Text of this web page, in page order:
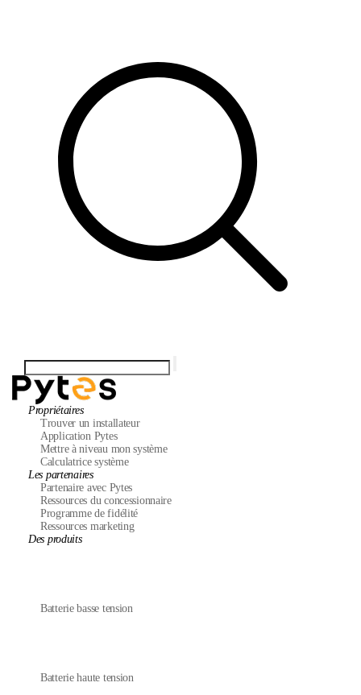
Propriétaires
Trouver un installateur
Application Pytes
Mettre à niveau mon système
Calculatrice système
Les partenaires
Partenaire avec Pytes
Ressources du concessionnaire
Programme de fidélité
Ressources marketing
Des produits
Batterie basse tension
Batterie haute tension